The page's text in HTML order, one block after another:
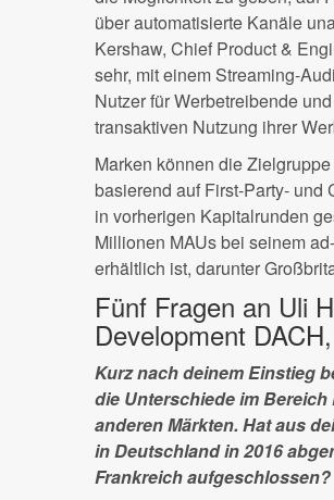
über automatisierte Kanäle
Kershaw, Chief Product &
sehr, mit einem Streaming-
Nutzer für Werbetreibende
transaktiven Nutzung ihrer
Marken können die
basierend auf First-Party- und
in vorherigen Kapitalrunden
Millionen MAUs bei seinem
erhältlich ist, darunter
Fünf Fragen an Uli
Development
Kurz nach deinem Einstieg
die Unterschiede im
anderen Märkten. Hat aus
in Deutschland in 2016
Frankreich aufgeschlossen?